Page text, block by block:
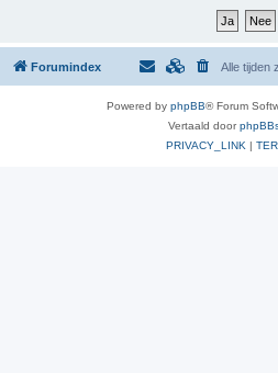
Forumindex Alle tijden
Powered by phpBB® Forum
Vertaald door
PRIVACY_LINK |